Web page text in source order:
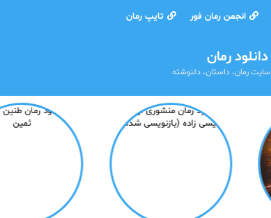
انجمن رمان فور تایپ رمان
رمان
سایت رمان، داستان، دلنوشته